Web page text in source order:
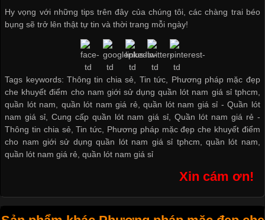
Hy vọng với những tips trên đây của chúng tôi, các chàng trai béo
bụng sẽ trở lên thật tự tin và thời trang mỗi ngày!
Tags keywords: Thông tin chia sẻ, Tin tức, Phương pháp mặc đẹp
che khuyết điểm cho nam giới sử dụng quần lót nam giá sỉ tphcm,
quần lót nam, quần lót nam giá rẻ, quần lót nam giá sỉ -Quần lót
nam giá sỉ ,Cung cấp quần lót nam giá sỉ, Quần lót nam giá rẻ -
Thông tin chia sẻ ,Tin tức
Phương pháp mặc đẹp che khuyết điểm
cho nam giới sử dụng quần lót nam giá sỉ tphcm
quần lót nam
quần lót nam giá rẻ ,quần lót nam giá sỉ
Xin cám ơn!